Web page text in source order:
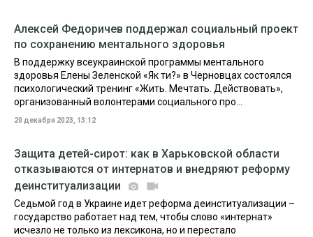
Алексей Федоричев поддержал социальный проект
по сохранению ментального здоровья
В поддержку всеукраинской программы ментального
здоровья Елены Зеленской «Як ти?» в Черновцах состоялся
психологический тренинг «Жить. Мечтать. Действовать»,
организованный волонтерами социального про...
20 декабря 2023, 13:12
Защита детей-сирот: как в Харьковской области
отказываются от интернатов и внедряют реформу
деинституализации
Седьмой год в Украине идет реформа деинституализации –
государство работает над тем, чтобы слово «интернат»
исчезло не только из лексикона, но и перестало